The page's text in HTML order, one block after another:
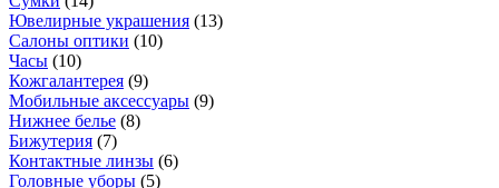
Ювелирные украшения (13)
Салоны оптики (10)
Часы (10)
Кожгалантерея (9)
Мобильные аксессуары (9)
Нижнее белье (8)
Бижутерия (7)
Контактные линзы (6)
Головные уборы (5)